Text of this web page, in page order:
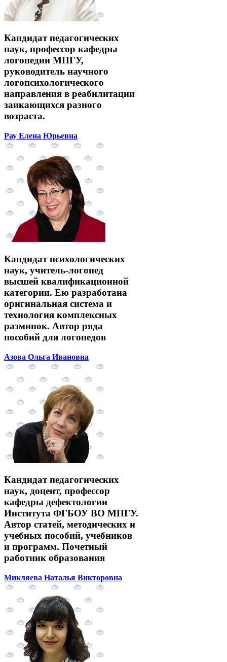
Кандидат педагогических
наук, профессор кафедры
логопедии МПГУ,
руководитель научного
логопсихологического
направления в реабилитации
заикающихся разного
возраста.
Рау Елена Юрьевна
Кандидат психологических
наук, учитель-логопед
высшей квалификационной
категории. Ею разработана
оригинальная система и
технология комплексных
разминок. Автор ряда
пособий для логопедов
Азова Ольга Ивановна
Кандидат педагогических
наук, доцент, профессор
кафедры дефектологии
Института ФГБОУ ВО МПГУ.
Автор статей, методических и
учебных пособий, учебников
и программ. Почетный
работник образования
Микляева Наталья Викторовна